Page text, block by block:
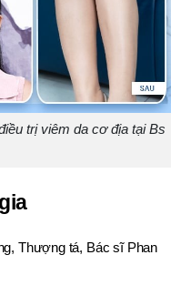
trị viêm da cơ địa tại Bs
Thượng tá, Bác sĩ Phan